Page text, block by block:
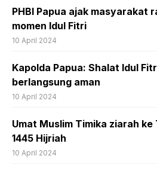
PHBI Papua ajak masyarakat
momen Idul Fitri
10 April 2024
Kapolda Papua: Shalat Idul
berlangsung aman
10 April 2024
Umat Muslim Timika ziarah ke
1445 Hijriah
10 April 2024